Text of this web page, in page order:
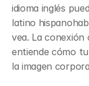
idioma inglés
latino
vea. La
entiende cómo
la imagen